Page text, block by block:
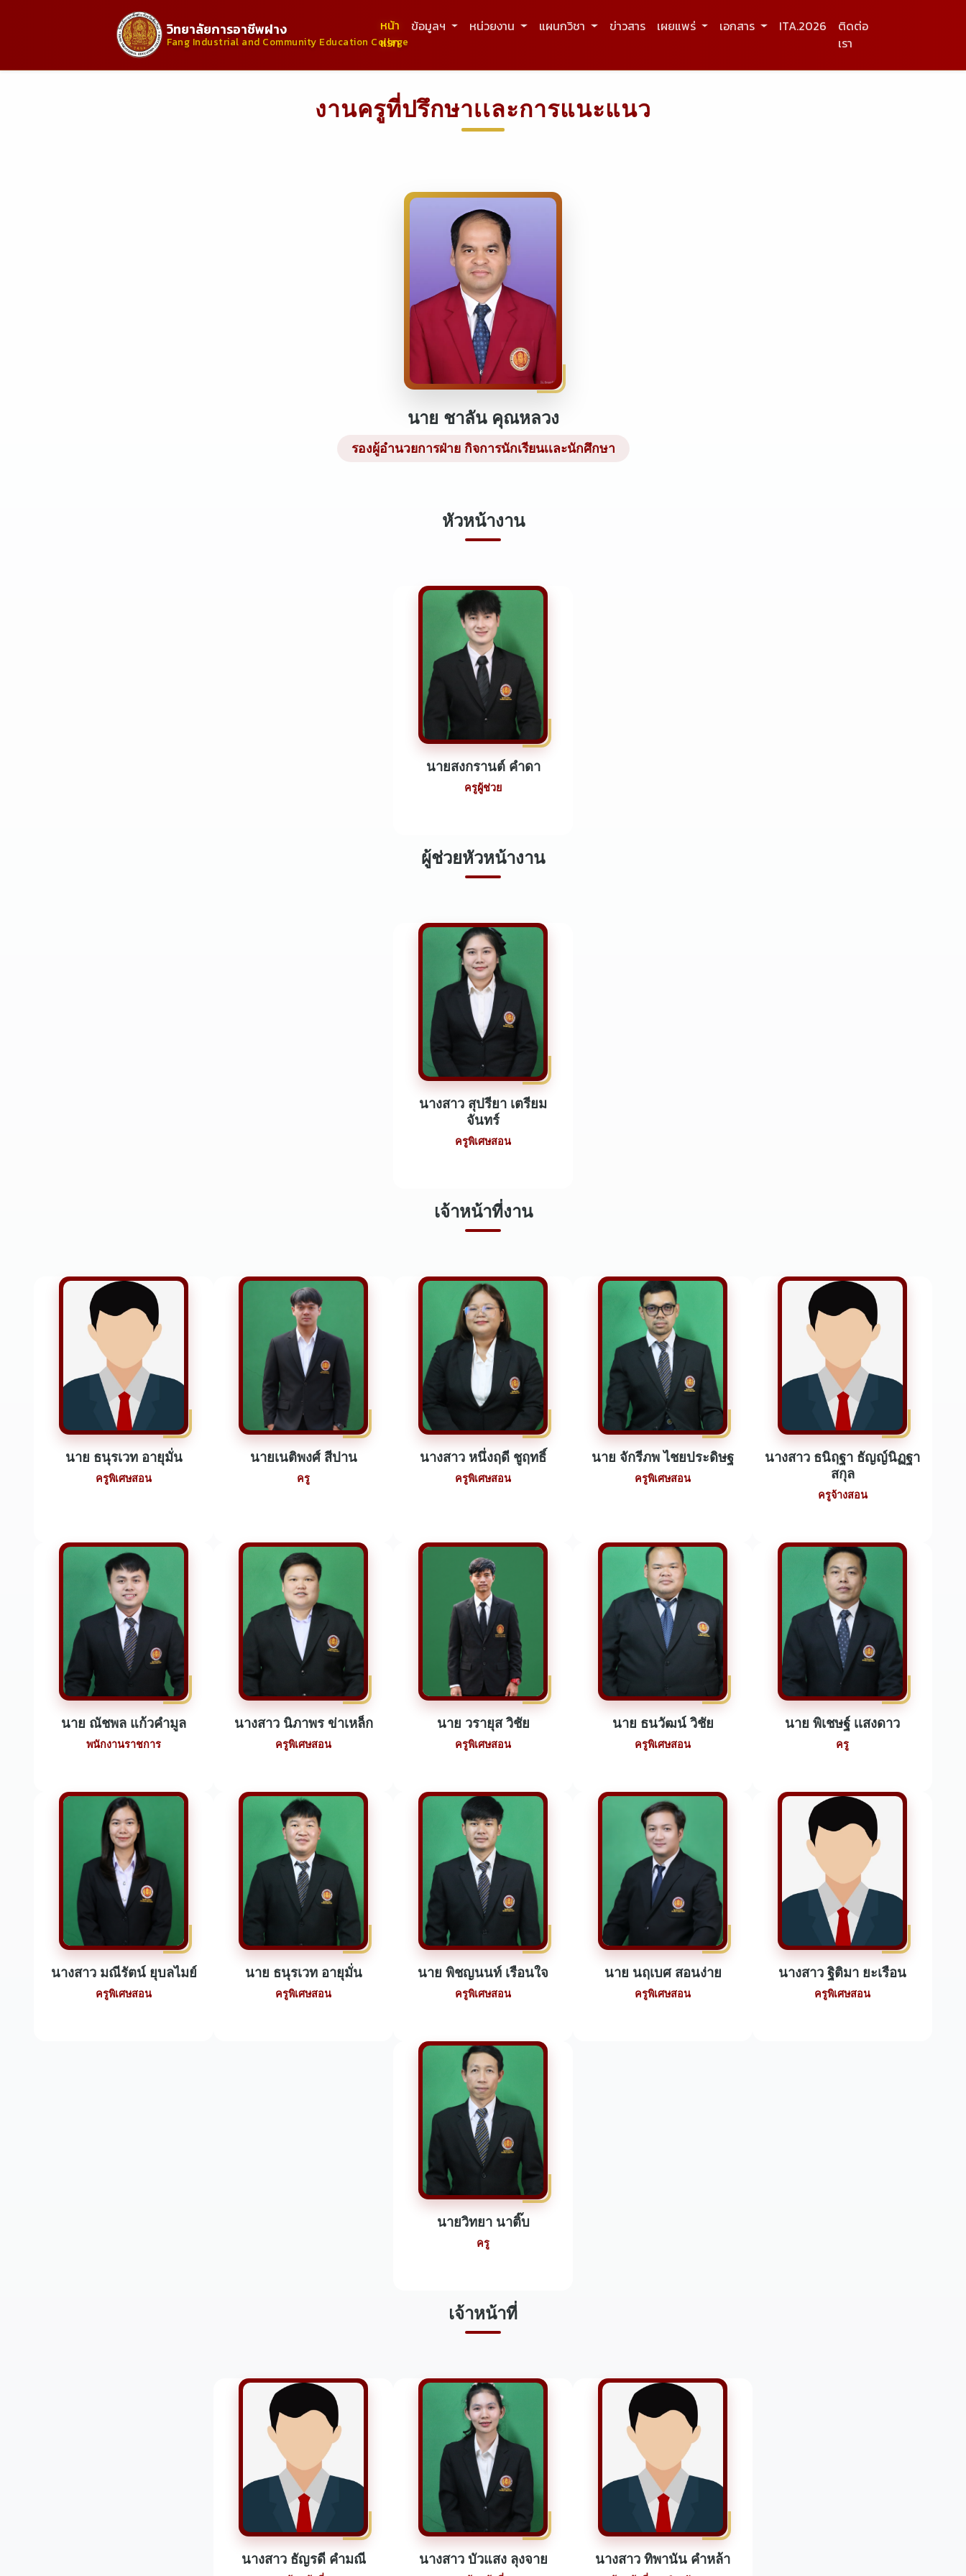
วิทยาลัยการอาชีพฝาง
Fang Industrial and Community Education College
หน้า
แรก
ข้อมูลฯ หน่วยงาน แผนกวิชา ข่าวสาร เผยแพร่ เอกสาร ITA.2026
ติดต่อ
เรา
งานครูที่ปรึกษาเเละการแนะแนว
นาย ชาลัน คุณหลวง
รองผู้อำนวยการฝ่าย กิจการนักเรียนเเละนักศึกษา
หัวหน้างาน
นายสงกรานต์ คำดา
ครูผู้ช่วย
ผู้ช่วยหัวหน้างาน
นางสาว สุปรียา เตรียม
จันทร์
ครูพิเศษสอน
เจ้าหน้าที่งาน
นาย ธนุรเวท อายุมั่น
ครูพิเศษสอน
นายเนติพงศ์ สีปาน
ครู
นางสาว หนึ่งฤดี ชูฤทธิ์
ครูพิเศษสอน
นาย จักรีภพ ไชยประดิษฐ
ครูพิเศษสอน
นางสาว ธนิฤฐา ธัญญ์นิฏฐา
สกุล
ครูจ้างสอน
นาย ณัชพล แก้วคำมูล
พนักงานราชการ
นางสาว นิภาพร ข่าเหล็ก
ครูพิเศษสอน
นาย วรายุส วิชัย
ครูพิเศษสอน
นาย ธนวัฒน์ วิชัย
ครูพิเศษสอน
นาย พิเชษฐ์ เเสงดาว
ครู
นางสาว มณีรัตน์ ยุบลไมย์
ครูพิเศษสอน
นาย ธนุรเวท อายุมั่น
ครูพิเศษสอน
นาย พิชญนนท์ เรือนใจ
ครูพิเศษสอน
นาย นฤเบศ สอนง่าย
ครูพิเศษสอน
นางสาว ฐิติมา ยะเรือน
ครูพิเศษสอน
นายวิทยา นาติ๊บ
ครู
เจ้าหน้าที่
นางสาว ธัญรดี คำมณี นางสาว บัวแสง ลุงจาย นางสาว ทิพานัน คำหล้า